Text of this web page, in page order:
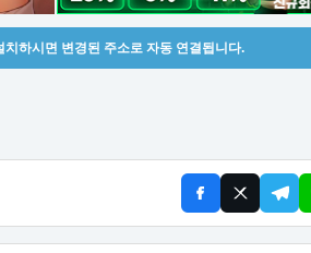
치하시면 변경된 주소로 자동 연결됩니다.